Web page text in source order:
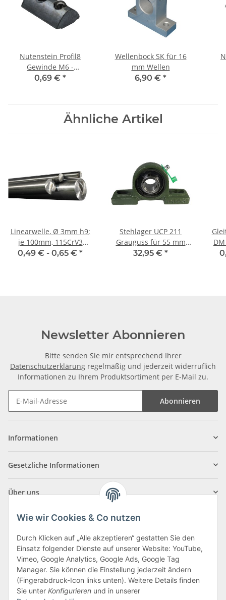
Nutenstein Profil8
Gewinde M6 -
einschwenkbar mit
0,69 € *
Wellenbock SK für 16
mm Wellen
6,90 € *
Ähnliche Artikel
Linearwelle, Ø 3mm h9;
je 100mm, 115CrV3
geschliffen und poliert
0,49 € - 0,65 € *
Stehlager UCP 211
Grauguss für 55 mm
Welle
32,95 € *
Newsletter Abonnieren
Bitte senden Sie mir entsprechend Ihrer
Datenschutzerklärung regelmäßig und jederzeit widerruflich
Informationen zu Ihrem Produktsortiment per E-Mail zu.
Abonnieren
Informationen
Gesetzliche Informationen
Über uns
Klagenfurter Straße 29
9556 Liebenfels
Montag bis Donnerstag: 8:00 bis 16:30 Uhr
Wie wir Cookies & Co nutzen
Durch Klicken auf „Alle akzeptieren“ gestatten Sie den
Einsatz folgender Dienste auf unserer Website: YouTube,
Vimeo, Google Analytics, Google Ads, Google Tag
Manager. Sie können die Einstellung jederzeit ändern
(Fingerabdruck-Icon links unten). Weitere Details finden
Sie unter Konfigurieren und in unserer